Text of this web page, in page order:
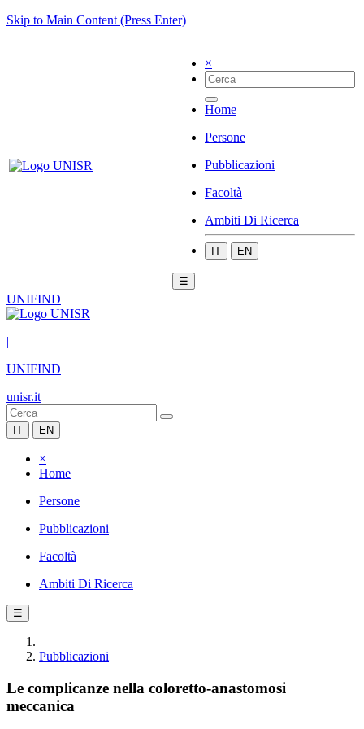
Skip to Main Content (Press Enter)
×
Home
Persone
Pubblicazioni
Facoltà
Ambiti Di Ricerca
IT EN
☰
UNIFIND
|
UNIFIND
unisr.it
IT EN
×
Home
Persone
Pubblicazioni
Facoltà
Ambiti Di Ricerca
☰
Pubblicazioni
Le complicanze nella coloretto-anastomosi
meccanica